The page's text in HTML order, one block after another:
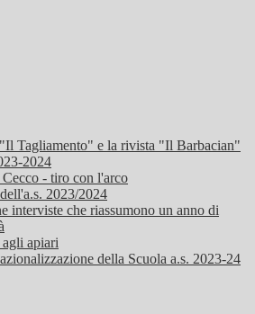
Tagliamento" e la rivista "Il Barbacian"
2024
- tiro con l'arco
2023/2024
interviste che riassumono un anno di
apiari
della Scuola a.s. 2023-24